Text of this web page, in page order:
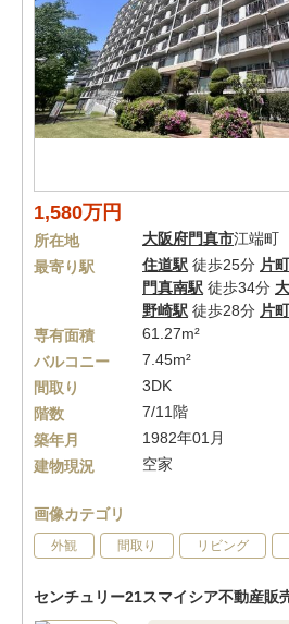
1,580万円
所在地 大阪府門真市江端町
最寄り駅
住道駅 徒歩25分 片
門真南駅 徒歩34分
野崎駅 徒歩28分 片
専有面積
61.27m²
バルコニー
7.45m²
間取り
3DK
階数
7/11階
築年月
1982年01月
建物現況
空家
画像カテゴリ
外観 間取り リビング
センチュリー21スマイシア不動産販